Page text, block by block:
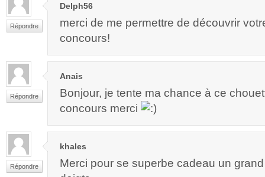
Répondre
Delph56
merci de me permettre de découvrir
concours!
Répondre
Anais
Bonjour, je tente ma chance à ce
concours merci
Répondre
khales
Merci pour se superbe cadeau un